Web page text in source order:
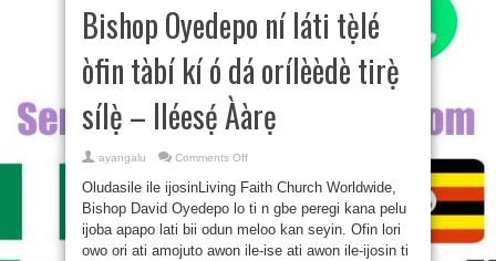
Bishop Oyedepo ní láti tẹ̀lé
òfin tàbí kí ó dá orílèèdè tirẹ̀
sílẹ̀ – Iléesẹ́ Ààrẹ
ayangalu Comments Offon
Oyedepo
ní
láti
tẹ̀lé
òfin
kí
Oludasile ile ijosinLiving Faith Church Worldwide,
Bishop David Oyedepo lo ti n gbe peregi kana pelu
ijoba apapo lati bii odun meloo kan seyin. Ofin lori
owo ori ati amojuto awon ile-ise ati awon ile-ijosin ti